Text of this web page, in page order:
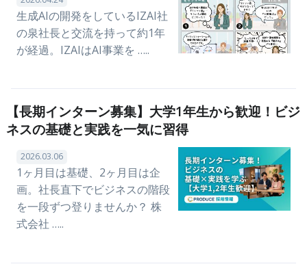
生成AIの開発をしているIZAI社
の泉社長と交流を持って約1年
が経過。IZAIはAI事業を …..
【長期インターン募集】大学1年生から歓迎！ビジ
ネスの基礎と実践を一気に習得
2026.03.06
1ヶ月目は基礎、2ヶ月目は企
画。社長直下でビジネスの階段
を一段ずつ登りませんか？ 株
式会社 …..